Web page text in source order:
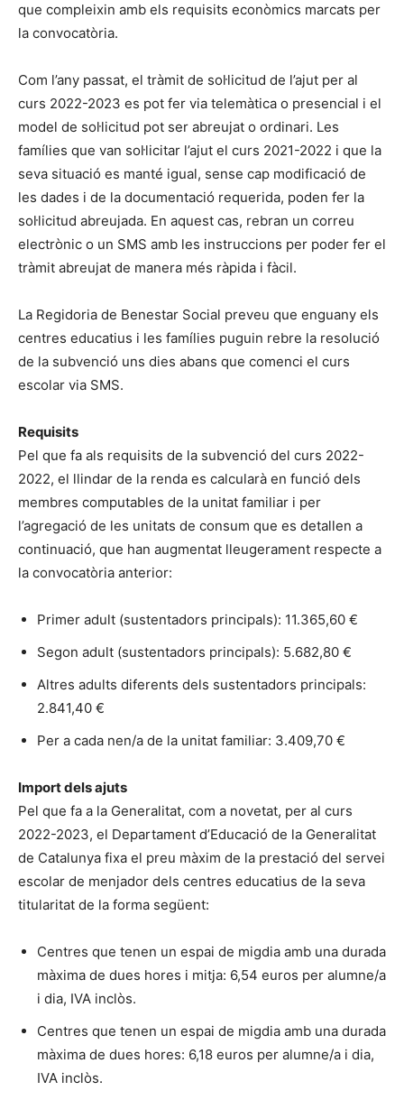
que compleixin amb els requisits econòmics marcats per
la convocatòria.
Com l’any passat, el tràmit de sol·licitud de l’ajut per al
curs 2022-2023 es pot fer via telemàtica o presencial i el
model de sol·licitud pot ser abreujat o ordinari. Les
famílies que van sol·licitar l’ajut el curs 2021-2022 i que la
seva situació es manté igual, sense cap modificació de
les dades i de la documentació requerida, poden fer la
sol·licitud abreujada. En aquest cas, rebran un correu
electrònic o un SMS amb les instruccions per poder fer el
tràmit abreujat de manera més ràpida i fàcil.
La Regidoria de Benestar Social preveu que enguany els
centres educatius i les famílies puguin rebre la resolució
de la subvenció uns dies abans que comenci el curs
escolar via SMS.
Requisits
Pel que fa als requisits de la subvenció del curs 2022-
2022, el llindar de la renda es calcularà en funció dels
membres computables de la unitat familiar i per
l’agregació de les unitats de consum que es detallen a
continuació, que han augmentat lleugerament respecte a
la convocatòria anterior:
Primer adult (sustentadors principals): 11.365,60 €
Segon adult (sustentadors principals): 5.682,80 €
Altres adults diferents dels sustentadors principals:
2.841,40 €
Per a cada nen/a de la unitat familiar: 3.409,70 €
Import dels ajuts
Pel que fa a la Generalitat, com a novetat, per al curs
2022-2023, el Departament d’Educació de la Generalitat
de Catalunya fixa el preu màxim de la prestació del servei
escolar de menjador dels centres educatius de la seva
titularitat de la forma següent:
Centres que tenen un espai de migdia amb una durada
màxima de dues hores i mitja: 6,54 euros per alumne/a
i dia, IVA inclòs.
Centres que tenen un espai de migdia amb una durada
màxima de dues hores: 6,18 euros per alumne/a i dia,
IVA inclòs.